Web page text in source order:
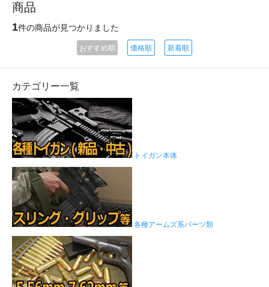
商品
1件の商品が見つかりました
おすすめ順 価格順 新着順
カテゴリー一覧
トイガン本体
各種アームズ系パーツ類